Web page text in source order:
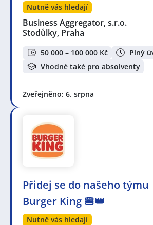
Nutně vás hledají
Business Aggregator, s.r.o.
Stodůlky, Praha
50 000 – 100 000 Kč
Plný
Vhodné také pro absolventy
Zveřejněno: 6. srpna
Přidej se do našeho týmu
Burger King 🍔👑
Nutně vás hledají